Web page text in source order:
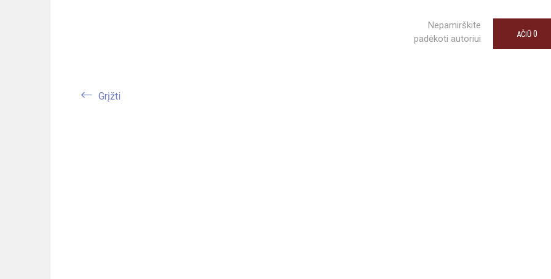
Nepamirškite
padėkoti autoriui
AČIŪ 0
Grįžti